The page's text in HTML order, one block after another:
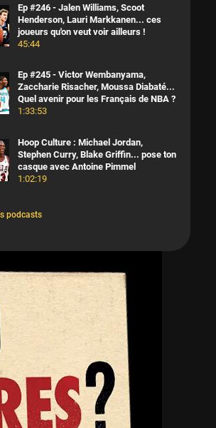
Ep #246 - Jalen Williams, Scoot
Henderson, Lauri Markkanen... ces
joueurs qu'on veut voir ailleurs !
45:44
Ep #245 - Victor Wembanyama,
Zaccharie Risacher, Moussa Diabaté...
Quel avenir pour les Français de NBA ?
1:33:53
Hoop Culture : Michael Jordan,
Stephen Curry, Blake Griffin... pose ton
casque avec Antoine Pimmel
1:02:19
podcasts